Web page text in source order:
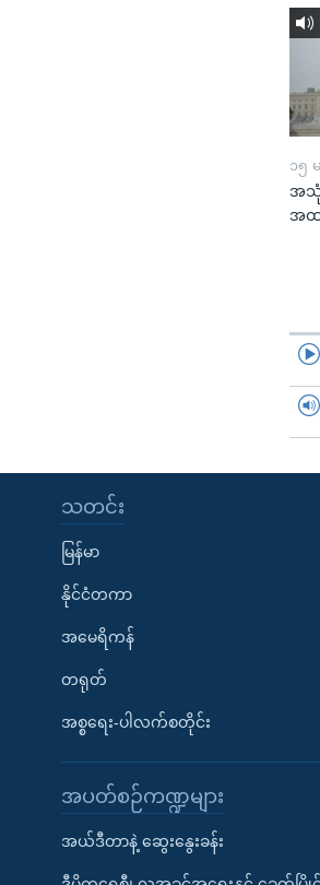
၁၅
အသုံ
အ
သတင်း
မြန်မာ
နိုင်ငံတကာ
အမေရိကန်
တရုတ်
အစ္စရေး-ပါလက်စတိုင်း
အပတ်စဉ်ကဏ္ဍများ
အယ်ဒီတာနဲ့ ဆွေးနွေးခန်း